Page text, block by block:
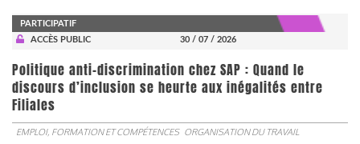
PARTICIPATIF
ACCÈS PUBLIC
30 / 07 / 2026
Politique anti-discrimination chez SAP : Quand le
discours d’inclusion se heurte aux inégalités entre
Filiales
EMPLOI, FORMATION ET COMPÉTENCES ORGANISATION DU TRAVAIL